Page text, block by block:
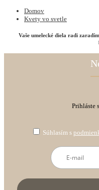
Domov
Kvety vo svetle
Vaše umelecké diela radi
Prihláste
Súhlasím s